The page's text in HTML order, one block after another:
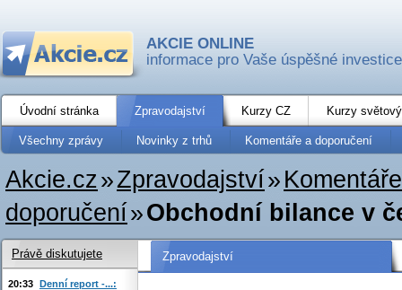
AKCIE ONLINE
informace pro Vaše úspěšné investice
Úvodní stránka Zpravodajství Kurzy CZ Kurzy
Všechny zprávy Novinky z trhů Komentáře a doporučení
Akcie.cz»Zpravodajství»
doporučení»Obchodní bilance v
Zpravodajství
Právě diskutujete
20:33 Denní report -...: